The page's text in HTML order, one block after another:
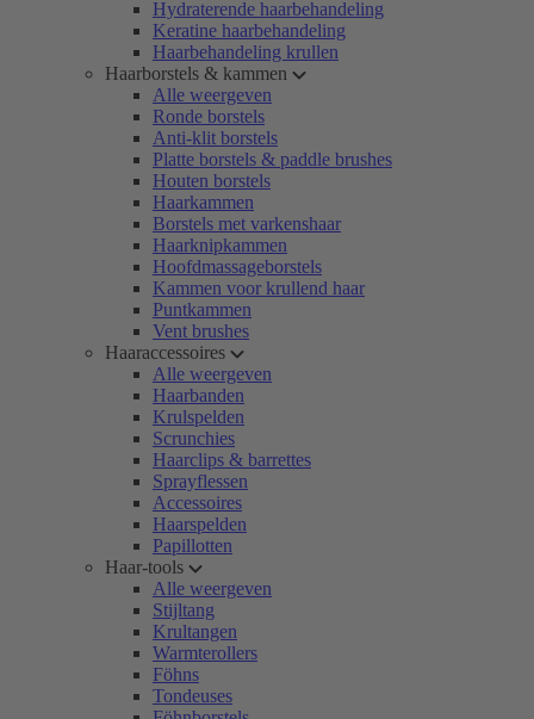
Hydraterende haarbehandeling
Keratine haarbehandeling
Haarbehandeling krullen
Haarborstels & kammen
Alle weergeven
Ronde borstels
Anti-klit borstels
Platte borstels & paddle brushes
Houten borstels
Haarkammen
Borstels met varkenshaar
Haarknipkammen
Hoofdmassageborstels
Kammen voor krullend haar
Puntkammen
Vent brushes
Haaraccessoires
Alle weergeven
Haarbanden
Krulspelden
Scrunchies
Haarclips & barrettes
Sprayflessen
Accessoires
Haarspelden
Papillotten
Haar-tools
Alle weergeven
Stijltang
Krultangen
Warmterollers
Föhns
Tondeuses